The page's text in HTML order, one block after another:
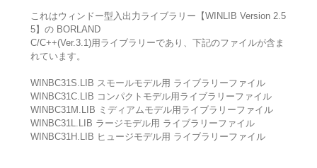
これはウィンドー型入出力ライブラリー【WINLIB Version 2.5
5】の BORLAND
C/C++(Ver.3.1)用ライブラリーであり、下記のファイルが含ま
れています。
WINBC31S.LIB スモールモデル用 ライブラリーファイル
WINBC31C.LIB コンパクトモデル用ライブラリーファイル
WINBC31M.LIB ミディアムモデル用ライブラリーファイル
WINBC31L.LIB ラージモデル用 ライブラリーファイル
WINBC31H.LIB ヒュージモデル用 ライブラリーファイル